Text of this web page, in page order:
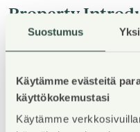
Suostumus
Käytämme evästeitä
käyttökokemustasi
Käytämme
Property
Vapaisiin asuntoihin on
asuntohakemuksen
verkkosivuilla.
A-B rappujen